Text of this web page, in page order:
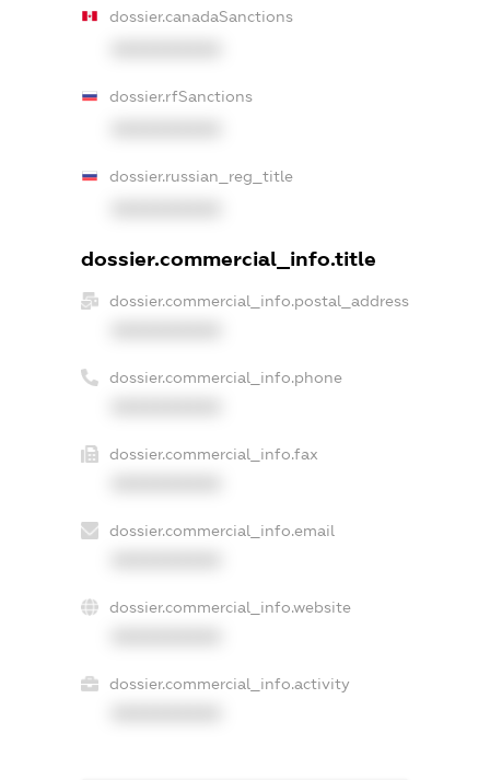
dossier.canadaSanctions
dossier.rfSanctions
dossier.russian_reg_title
dossier.commercial_info.title
dossier.commercial_info.postal_address
dossier.commercial_info.phone
dossier.commercial_info.fax
dossier.commercial_info.email
dossier.commercial_info.website
dossier.commercial_info.activity